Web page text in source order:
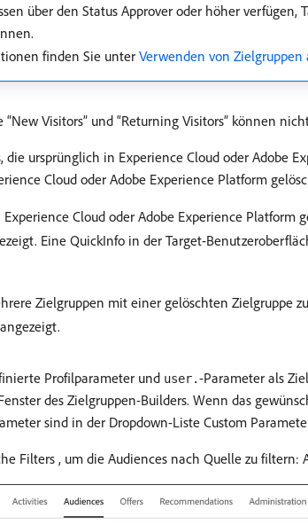
über den Status Approver oder höher
finden Sie unterVerwenden von Zielgruppen
Visitors” und “Returning Visitors” können
die ursprünglich in Experience Cloud oder Adobe
Cloud oder Adobe Experience Platform
Cloud oder Adobe Experience
Eine QuickInfo in der Target-
Zielgruppen mit einer gelöschten Zielgruppe
Profilparameter und user.-Parameter als
des Zielgruppen-Builders. Wenn das
sind in der Dropdown-Liste Custom
Filters , um die Audiences nach Quelle zu filtern: